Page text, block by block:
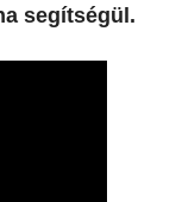
segítségül.